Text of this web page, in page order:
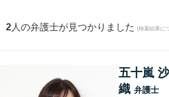
2 人の弁護士が見つかりました (検索結果に
五十嵐 沙
織 弁護士